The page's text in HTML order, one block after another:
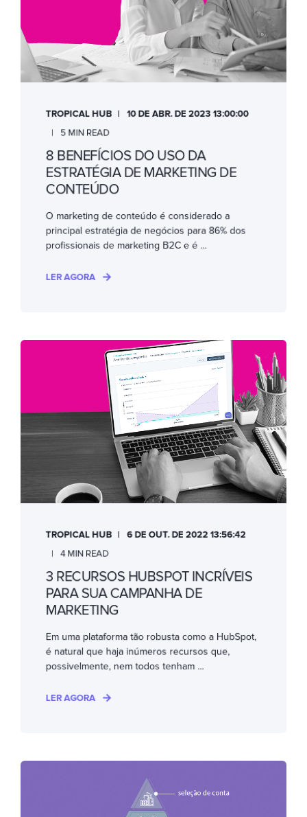
TROPICAL HUB 10 DE ABR. DE 2023 13:00:00
5 MIN READ
8 BENEFÍCIOS DO USO DA
ESTRATÉGIA DE MARKETING DE
CONTEÚDO
O marketing de conteúdo é considerado a
principal estratégia de negócios para 86% dos
profissionais de marketing B2C e é ...
LER AGORA
TROPICAL HUB 6 DE OUT. DE 2022 13:56:42
4 MIN READ
3 RECURSOS HUBSPOT INCRÍVEIS
PARA SUA CAMPANHA DE
MARKETING
Em uma plataforma tão robusta como a HubSpot,
é natural que haja inúmeros recursos que,
possivelmente, nem todos tenham ...
LER AGORA